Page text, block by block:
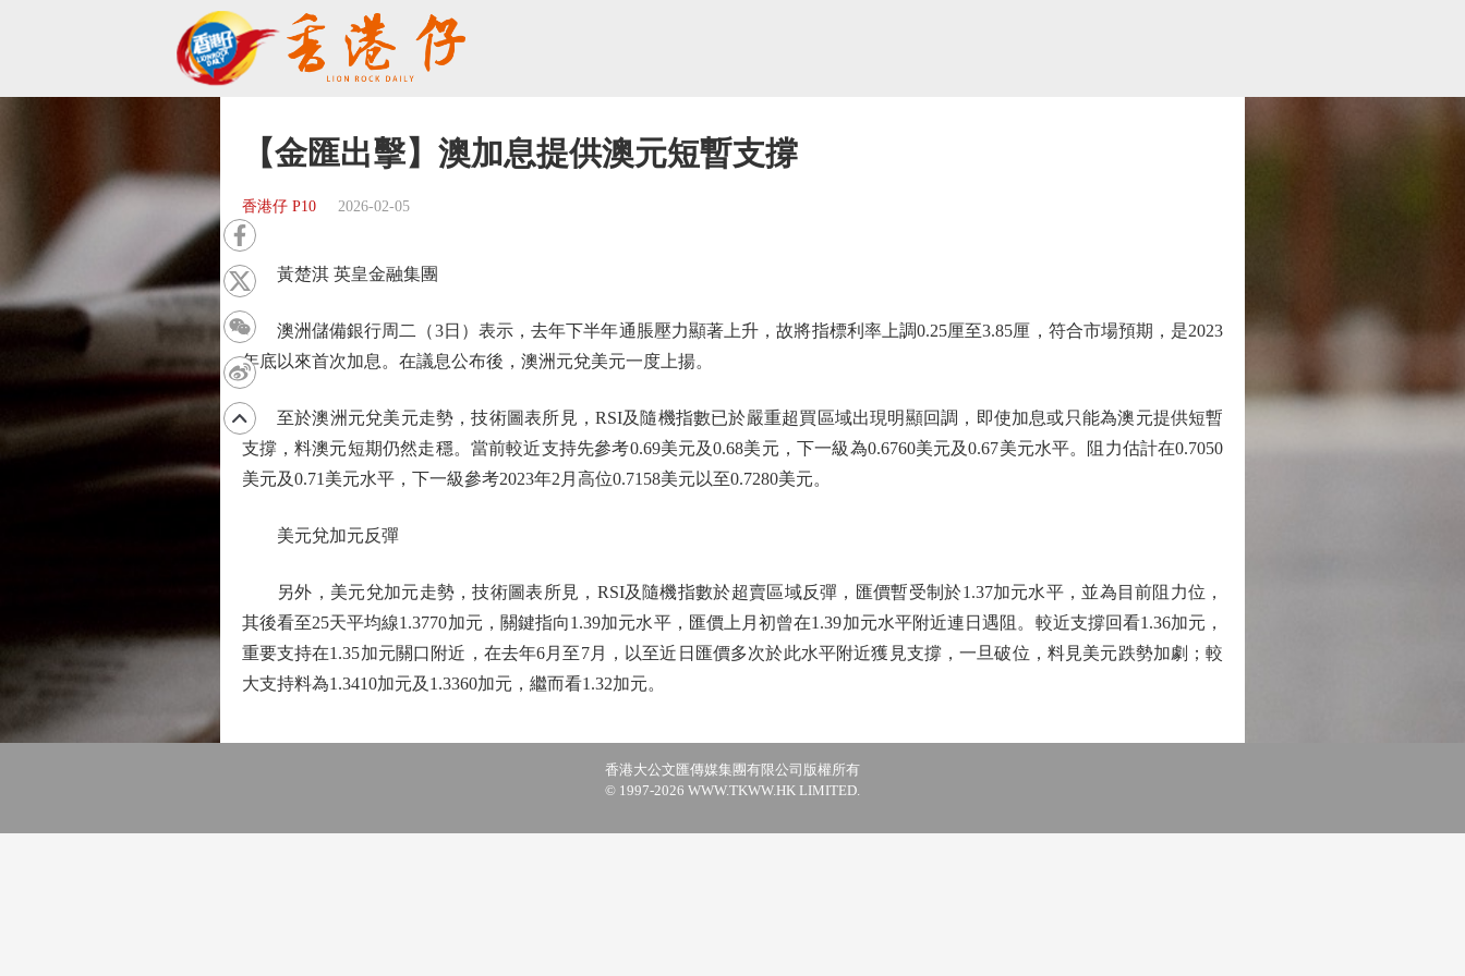
【金匯出擊】澳加息提供澳元短暫支撐
香港仔 P10 2026-02-05
黃楚淇 英皇金融集團
澳洲儲備銀行周二（3日）表示，去年下半年通脹壓力顯著上升，故將指標利率上調0.25厘至3.85厘，符合市場預期，是2023
年底以來首次加息。在議息公布後，澳洲元兌美元一度上揚。
至於澳洲元兌美元走勢，技術圖表所見，RSI及隨機指數已於嚴重超買區域出現明顯回調，即使加息或只能為澳元提供短暫
支撐，料澳元短期仍然走穩。當前較近支持先參考0.69美元及0.68美元，下一級為0.6760美元及0.67美元水平。阻力估計在0.7050
美元及0.71美元水平，下一級參考2023年2月高位0.7158美元以至0.7280美元。
美元兌加元反彈
另外，美元兌加元走勢，技術圖表所見，RSI及隨機指數於超賣區域反彈，匯價暫受制於1.37加元水平，並為目前阻力位，
其後看至25天平均線1.3770加元，關鍵指向1.39加元水平，匯價上月初曾在1.39加元水平附近連日遇阻。較近支撐回看1.36加元，
重要支持在1.35加元關口附近，在去年6月至7月，以至近日匯價多次於此水平附近獲見支撐，一旦破位，料見美元跌勢加劇；較
大支持料為1.3410加元及1.3360加元，繼而看1.32加元。
香港大公文匯傳媒集團有限公司版權所有
© 1997-2026 WWW.TKWW.HK LIMITED.